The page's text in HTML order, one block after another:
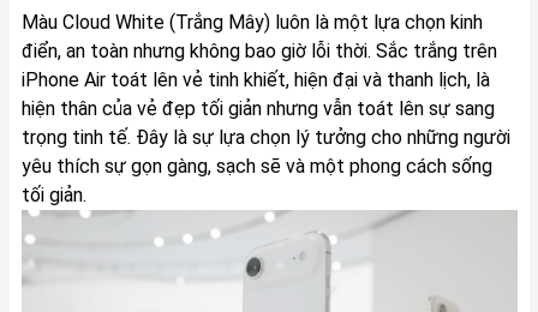
Màu Cloud White (Trắng Mây) luôn là một lựa chọn kinh
điển, an toàn nhưng không bao giờ lỗi thời. Sắc trắng trên
iPhone Air toát lên vẻ tinh khiết, hiện đại và thanh lịch, là
hiện thân của vẻ đẹp tối giản nhưng vẫn toát lên sự sang
trọng tinh tế. Đây là sự lựa chọn lý tưởng cho những người
yêu thích sự gọn gàng, sạch sẽ và một phong cách sống
tối giản.